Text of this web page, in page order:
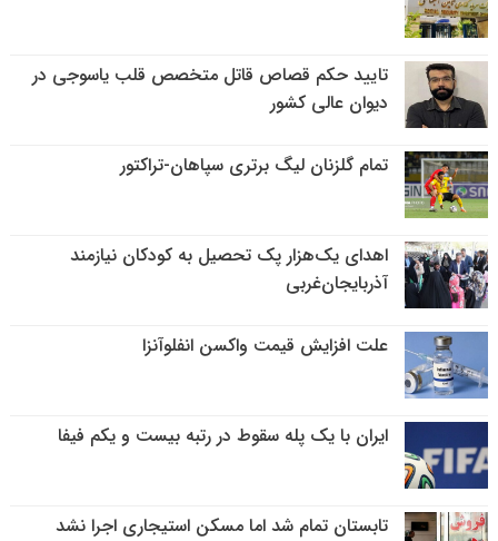
تایید حکم قصاص قاتل متخصص قلب یاسوجی در
دیوان عالی کشور
تمام گلزنان لیگ‌ برتری سپاهان-تراکتور
اهدای یک‌هزار پک تحصیل به کودکان نیازمند
آذربایجان‌غربی
علت افزایش قیمت واکسن انفلوآنزا
ایران با یک پله سقوط در رتبه بیست و یکم فیفا
تابستان تمام شد اما مسکن استیجاری اجرا نشد